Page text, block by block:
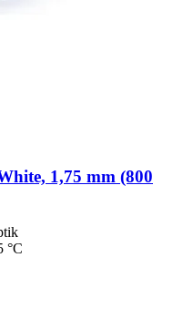
1,75 mm (800
°C